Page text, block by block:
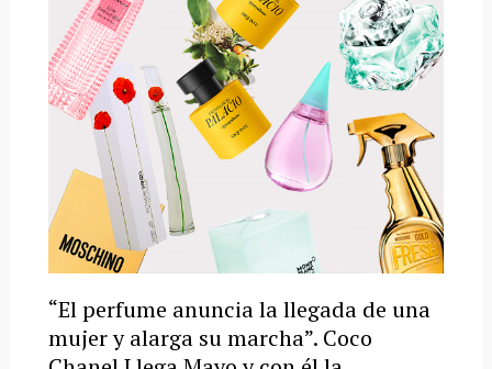
“El perfume anuncia la llegada de una
mujer y alarga su marcha”. Coco